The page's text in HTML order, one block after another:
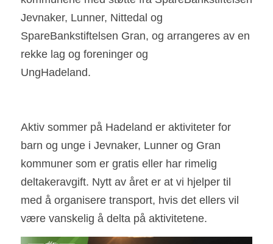
Jevnaker, Lunner, Nittedal og
SpareBankstiftelsen Gran, og arrangeres av en
rekke lag og foreninger og
UngHadeland.
Aktiv sommer på Hadeland er aktiviteter for
barn og unge i Jevnaker, Lunner og Gran
kommuner som er gratis eller har rimelig
deltakeravgift. Nytt av året er at vi hjelper til
med å organisere transport, hvis det ellers vil
være vanskelig å delta på aktivitetene.